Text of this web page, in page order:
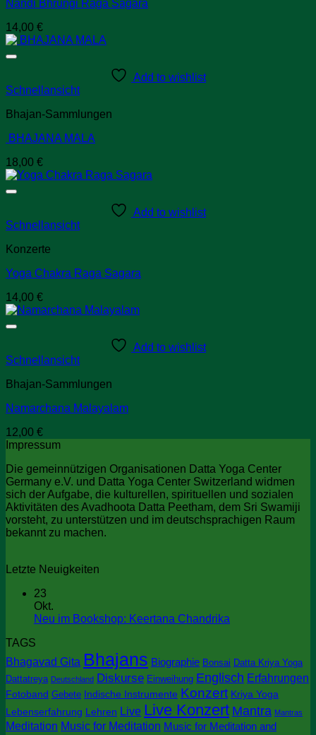
Nandi Bhrungi Raga Sagara
14,00 €
Add to wishlist
Schnellansicht
Bhajan-Sammlungen
BHAJANA MALA
18,00 €
Add to wishlist
Schnellansicht
Konzerte
Yoga Chakra Raga Sagara
14,00 €
Add to wishlist
Schnellansicht
Bhajan-Sammlungen
Namarchana Malayalam
12,00 €
Impressum
Die gemeinnützigen Organisationen Datta Yoga Center
Germany e.V. und Datta Yoga Center Switzerland widmen
sich der Aufgabe, die kulturellen, spirituellen und sozialen
Aktivitäten des Avadhoota Datta Peetham, dem Sri Swamiji
vorsteht, zu unterstützen und im deutschsprachigen Raum
bekannt zu machen.
Letzte Neuigkeiten
23
Okt.
Neu im Bookshop: Keertana Chandrika
im
Bookshop:
Keertana
Chandrika
TAGS
Bhagavad Gita Bhajans Biographie Bonsai Datta Kriya Yoga
Dattatreya Deutschland Diskurse Einweihung Englisch Erfahrungen
Fotoband Gebete Indische Instrumente Konzert Kriya Yoga
Lebenserfahrung Lehren Live Live Konzert Mantra Mantras
Meditation Music for Meditation Music for Meditation and